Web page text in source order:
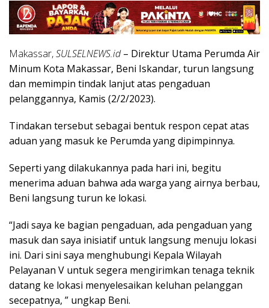
Makassar,SULSELNEWS.id– Direktur Utama Perumda Air
Minum Kota Makassar, Beni Iskandar, turun langsung
dan memimpin tindak lanjut atas pengaduan
pelanggannya, Kamis (2/2/2023).
Tindakan tersebut sebagai bentuk respon cepat atas
aduan yang masuk ke Perumda yang dipimpinnya.
Seperti yang dilakukannya pada hari ini, begitu
menerima aduan bahwa ada warga yang airnya berbau,
Beni langsung turun ke lokasi.
“Jadi saya ke bagian pengaduan, ada pengaduan yang
masuk dan saya inisiatif untuk langsung menuju lokasi
ini. Dari sini saya menghubungi Kepala Wilayah
Pelayanan V untuk segera mengirimkan tenaga teknik
datang ke lokasi menyelesaikan keluhan pelanggan
secepatnya, ” ungkap Beni.